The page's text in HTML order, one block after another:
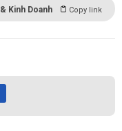
Kinh Doanh Copy link